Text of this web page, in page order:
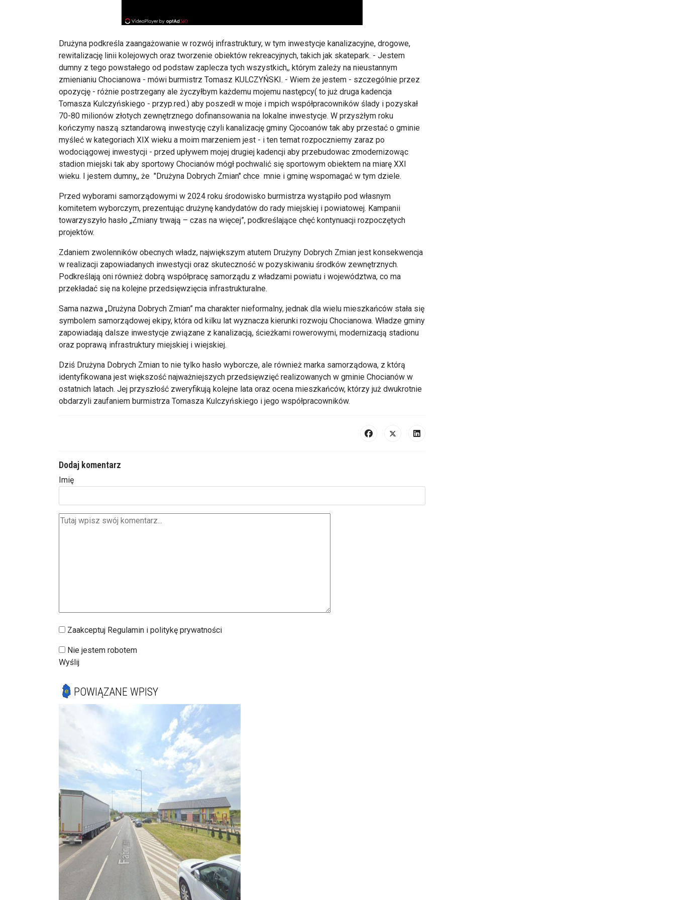
Drużyna podkreśla zaangażowanie w rozwój infrastruktury, w tym inwestycje kanalizacyjne, drogowe,
rewitalizację linii kolejowych oraz tworzenie obiektów rekreacyjnych, takich jak skatepark. - Jestem
dumny z tego powstałego od podstaw zaplecza tych wszystkich,, którym zależy na nieustannym
zmienianiu Chocianowa - mówi burmistrz Tomasz KULCZYŃSKI. - Wiem że jestem - szczególnie przez
opozycję - różnie postrzegany ale życzyłbym każdemu mojemu następcy( to już druga kadencja
Tomasza Kulczyńskiego - przyp.red.) aby poszedł w moje i mpich współpracowników ślady i pozyskał
70-80 milionów złotych zewnętrznego dofinansowania na lokalne inwestycje. W przysżłym roku
kończymy naszą sztandarową inwestycję czyli kanalizację gminy Cjocoanów tak aby przestać o gminie
myśleć w kategoriach XIX wieku a moim marzeniem jest - i ten temat rozpoczniemy zaraz po
wodociągowej inwestycji - przed upływem mojej drugiej kadencji aby przebudowac zmodernizowąc
stadion miejski tak aby sportowy Chocianów mógł pochwalić się sportowym obiektem na miarę XXI
wieku. I jestem dumny,, że "Drużyna Dobrych Zmian" chce mnie i gminę wspomagać w tym dziele.
Przed wyborami samorządowymi w 2024 roku środowisko burmistrza wystąpiło pod własnym
komitetem wyborczym, prezentując drużynę kandydatów do rady miejskiej i powiatowej. Kampanii
towarzyszyło hasło „Zmiany trwają – czas na więcej”, podkreślające chęć kontynuacji rozpoczętych
projektów.
Zdaniem zwolenników obecnych władz, największym atutem Drużyny Dobrych Zmian jest konsekwencja
w realizacji zapowiadanych inwestycji oraz skuteczność w pozyskiwaniu środków zewnętrznych.
Podkreślają oni również dobrą współpracę samorządu z władzami powiatu i województwa, co ma
przekładać się na kolejne przedsięwzięcia infrastrukturalne.
Sama nazwa „Drużyna Dobrych Zmian” ma charakter nieformalny, jednak dla wielu mieszkańców stała się
symbolem samorządowej ekipy, która od kilku lat wyznacza kierunki rozwoju Chocianowa. Władze gminy
zapowiadają dalsze inwestycje związane z kanalizacją, ścieżkami rowerowymi, modernizacją stadionu
oraz poprawą infrastruktury miejskiej i wiejskiej.
Dziś Drużyna Dobrych Zmian to nie tylko hasło wyborcze, ale również marka samorządowa, z którą
identyfikowana jest większość najważniejszych przedsięwzięć realizowanych w gminie Chocianów w
ostatnich latach. Jej przyszłość zweryfikują kolejne lata oraz ocena mieszkańców, którzy już dwukrotnie
obdarzyli zaufaniem burmistrza Tomasza Kulczyńskiego i jego współpracowników.
Dodaj komentarz
Imię
Zaakceptuj Regulamin i politykę prywatności
Nie jestem robotem
Wyślij
POWIĄZANE WPISY